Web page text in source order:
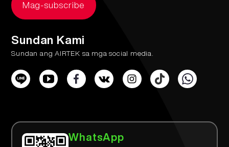
Mag-subscribe
Sundan Kami
Sundan ang AIRTEK sa mga social media.
WhatsApp